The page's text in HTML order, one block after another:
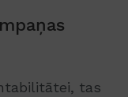
tas